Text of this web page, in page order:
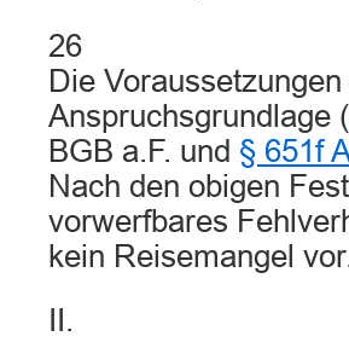
26
Die
Anspruchsgrundlage (
BGB a.F. und § 651f
Nach den obigen
vorwerfbares
kein Reisemangel
II.